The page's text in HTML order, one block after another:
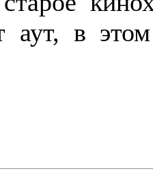
аут, в